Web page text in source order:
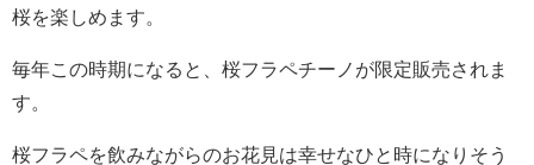
桜を楽しめます。
毎年この時期になると、桜フラペチーノが限定販売されま
す。
桜フラペを飲みながらのお花見は幸せなひと時になりそう